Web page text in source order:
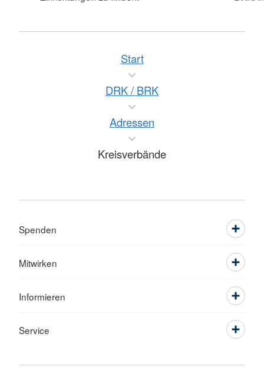
Start
DRK / BRK
Adressen
Kreisverbände
Spenden
Mitwirken
Informieren
Service